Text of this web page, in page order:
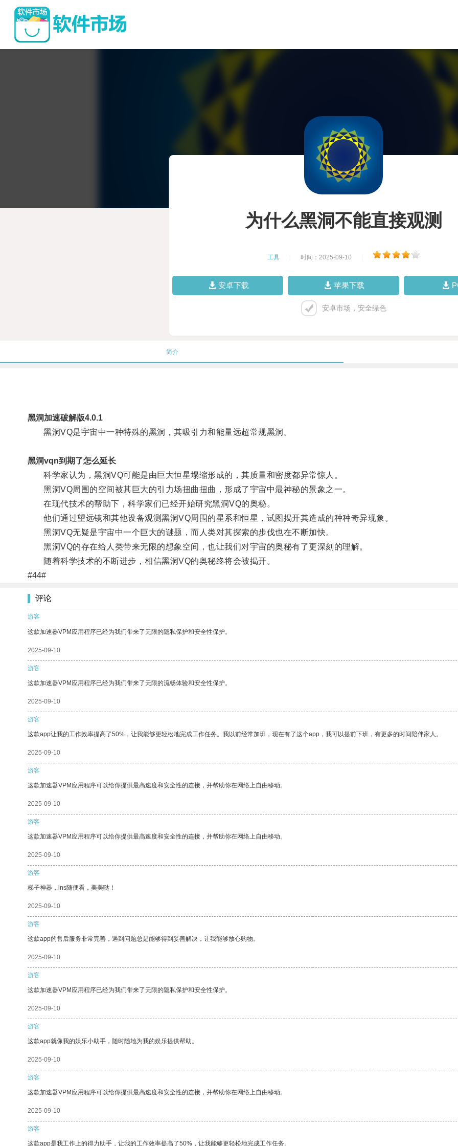
为什么黑洞不能直接观测
工具 时间：2025-09-10
安卓下载 苹果下载
安卓市场，安全绿色
简介
黑洞加速破解版4.0.1
黑洞VQ是宇宙中一种特殊的黑洞，其吸引力和能量远超常规黑洞。
黑洞vqn到期了怎么延长
科学家认为，黑洞VQ可能是由巨大恒星塌缩形成的，其质量和密度都异常惊人。
黑洞VQ周围的空间被其巨大的引力场扭曲扭曲，形成了宇宙中最神秘的景象之一。
在现代技术的帮助下，科学家们已经开始研究黑洞VQ的奥秘。
他们通过望远镜和其他设备观测黑洞VQ周围的星系和恒星，试图揭开其造成的种种奇异现象。
黑洞VQ无疑是宇宙中一个巨大的谜题，而人类对其探索的步伐也在不断加快。
黑洞VQ的存在给人类带来无限的想象空间，也让我们对宇宙的奥秘有了更深刻的理解。
随着科学技术的不断进步，相信黑洞VQ的奥秘终将会被揭开。
#44#
评论
游客
这款加速器VPM应用程序已经为我们带来了无限的隐私保护和安全性保护。
2025-09-10
游客
这款加速器VPM应用程序已经为我们带来了无限的流畅体验和安全性保护。
2025-09-10
游客
这款app让我的工作效率提高了50%，让我能够更轻松地完成工作任务。我以前经常加班，现在有了这个app，我可以提前下班，有更多的时间陪伴家人。
2025-09-10
游客
这款加速器VPM应用程序可以给你提供最高速度和安全性的连接，并帮助你在网络上自由移动。
2025-09-10
游客
这款加速器VPM应用程序可以给你提供最高速度和安全性的连接，并帮助你在网络上自由移动。
2025-09-10
游客
梯子神器，ins随便看，美美哒！
2025-09-10
游客
这款app的售后服务非常完善，遇到问题总是能够得到妥善解决，让我能够放心购物。
2025-09-10
游客
这款加速器VPM应用程序已经为我们带来了无限的隐私保护和安全性保护。
2025-09-10
游客
这款app就像我的娱乐小助手，随时随地为我的娱乐提供帮助。
2025-09-10
游客
这款加速器VPM应用程序可以给你提供最高速度和安全性的连接，并帮助你在网络上自由移动。
2025-09-10
游客
这款app是我工作上的得力助手，让我的工作效率提高了50%，让我能够更轻松地完成工作任务。